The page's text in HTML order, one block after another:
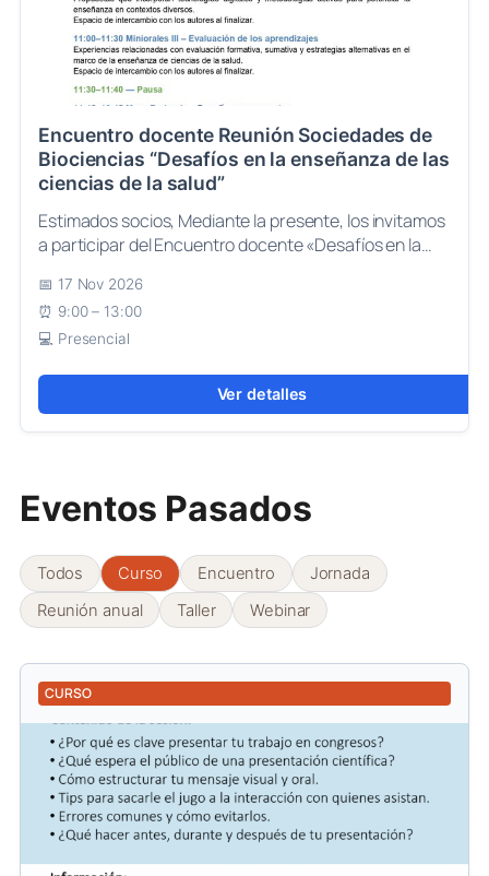
Encuentro docente Reunión Sociedades de
Biociencias “Desafíos en la enseñanza de las
ciencias de la salud”
Estimados socios, Mediante la presente, los invitamos
a participar del Encuentro docente «Desafíos en la…
17 Nov 2026
9:00 – 13:00
Presencial
Ver detalles
Eventos Pasados
Todos Curso Encuentro
Jornada
Reunión anual
Taller Webinar
CURSO